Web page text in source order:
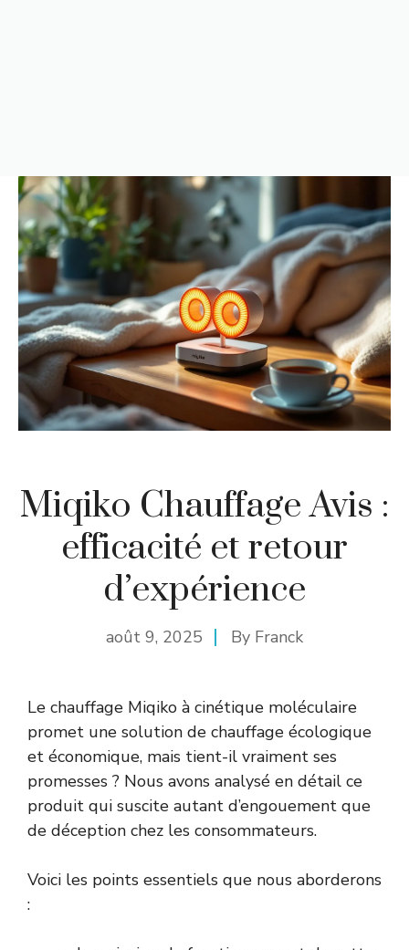
Miqiko Chauffage Avis :
efficacité et retour
d’expérience
août 9, 2025 By Franck
Le chauffage Miqiko à cinétique moléculaire
promet une solution de chauffage écologique
et économique, mais tient-il vraiment ses
promesses ? Nous avons analysé en détail ce
produit qui suscite autant d’engouement que
de déception chez les consommateurs.
Voici les points essentiels que nous aborderons
: